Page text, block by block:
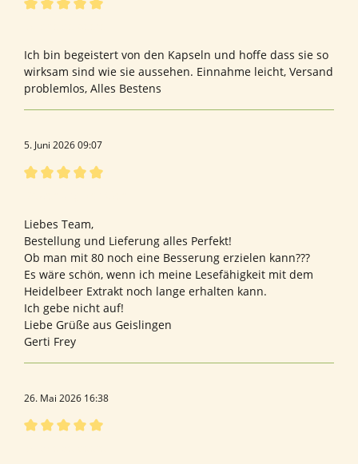
Ich bin begeistert von den Kapseln und hoffe dass sie so
wirksam sind wie sie aussehen. Einnahme leicht, Versand
problemlos, Alles Bestens
5. Juni 2026 09:07
Liebes Team,
Bestellung und Lieferung alles Perfekt!
Ob man mit 80 noch eine Besserung erzielen kann???
Es wäre schön, wenn ich meine Lesefähigkeit mit dem
Heidelbeer Extrakt noch lange erhalten kann.
Ich gebe nicht auf!
Liebe Grüße aus Geislingen
Gerti Frey
26. Mai 2026 16:38